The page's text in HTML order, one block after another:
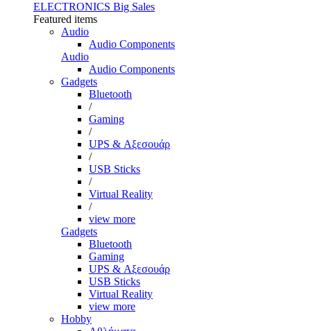
ELECTRONICS Big Sales
Featured items
Audio
Audio Components
Audio
Audio Components
Gadgets
Bluetooth
/
Gaming
/
UPS & Αξεσουάρ
/
USB Sticks
/
Virtual Reality
/
view more
Gadgets
Bluetooth
Gaming
UPS & Αξεσουάρ
USB Sticks
Virtual Reality
view more
Hobby